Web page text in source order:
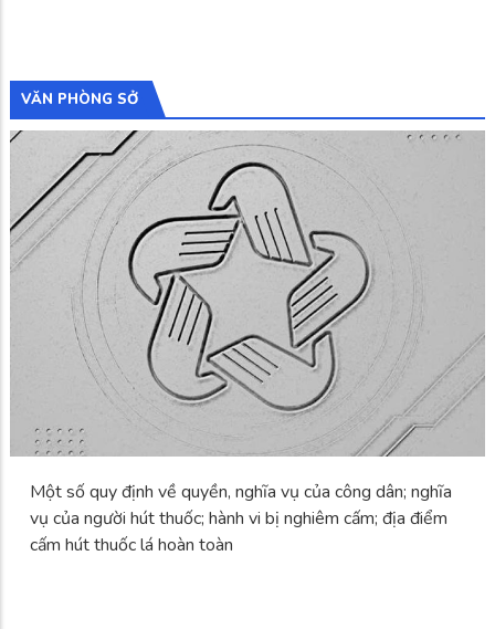
VĂN PHÒNG SỞ
Một số quy định về quyền, nghĩa vụ của công dân; nghĩa
vụ của người hút thuốc; hành vi bị nghiêm cấm; địa điểm
cấm hút thuốc lá hoàn toàn